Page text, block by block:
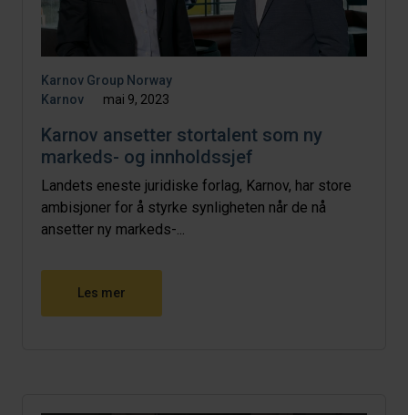
Karnov Group Norway
Karnov
mai 9, 2023
Karnov ansetter stortalent som ny
markeds- og innholdssjef
Landets eneste juridiske forlag, Karnov, har store
ambisjoner for å styrke synligheten når de nå
ansetter ny markeds-...
Les mer